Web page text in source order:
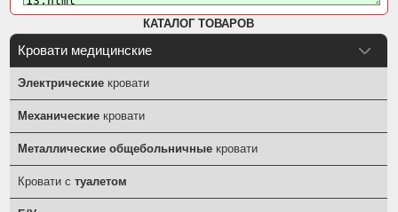
КАТАЛОГ ТОВАРОВ
Кровати медицинские
Электрические кровати
Механические кровати
Металлические общебольничные кровати
Кровати стуалетом